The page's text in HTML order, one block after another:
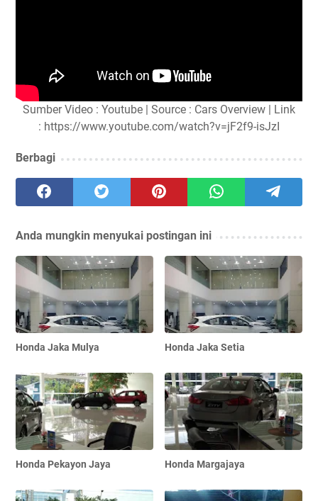
Sumber Video : Youtube | Source : Cars Overview | Link
: https://www.youtube.com/watch?v=jF2f9-isJzI
Berbagi
Anda mungkin menyukai postingan ini
Honda Jaka Mulya Honda Jaka Setia
Honda Pekayon Jaya Honda Margajaya